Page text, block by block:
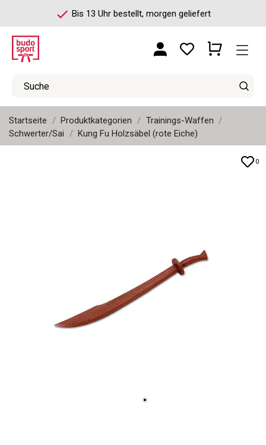
check Bis 13 Uhr bestellt, morgen geliefert
Startseite Produktkategorien
Trainings-Waffen
Schwerter/Sai
Kung Fu Holzsäbel (rote Eiche)
0